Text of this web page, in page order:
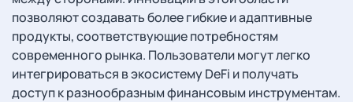
позволяют создавать более гибкие и адаптивные
продукты, соответствующие потребностям
современного рынка. Пользователи могут легко
интегрироваться в экосистему DeFi и получать
доступ к разнообразным финансовым инструментам.